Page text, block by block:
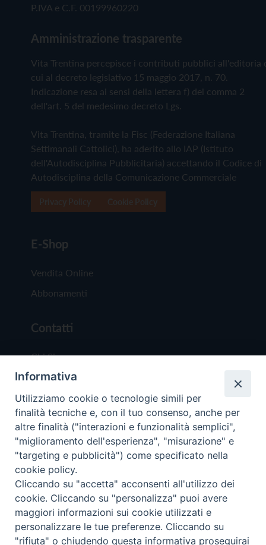
P.IVA e C.F. 00199960220
Amministrazione trasparente
Vita Trentina percepisce i contributi pubblici all'editoria
cui al decreto legislativo 15 maggio 2017, n. 70.
Indicazione resa ai sensi della lettera f) del comma 2
dell'art. 5 del medesimo decreto Lgs.
Vita Trentina, tramite la Fisc (Federazione Italiana
Settimanali Cattolici), ha aderito allo IAP (Istituto
dell'Autodisciplina Pubblicitaria) accettando il Codice di
Autodisciplina della Comunicazione Commerciale
E-Shop
Vendita Online
Abbonamenti
Contatti
Chi Siamo
Redazione
Scrivici
Copyright © 2019 - Tutti i diritti riservati - Vita
Trentina Editrice
Privacy Policy
Torna
Informativa
Utilizziamo cookie o tecnologie simili per
finalità tecniche e, con il tuo consenso, anche per
altre finalità ("interazioni e funzionalità semplici",
"miglioramento dell'esperienza", "misurazione" e
"targeting e pubblicità") come specificato nella
cookie policy.
Cliccando su "accetta" acconsenti all'utilizzo dei
cookie. Cliccando su "personalizza" puoi avere
maggiori informazioni sui cookie utilizzati e
personalizzare le tue preferenze. Cliccando su
"rifiuta" o chiudendo questa informativa proseguirai